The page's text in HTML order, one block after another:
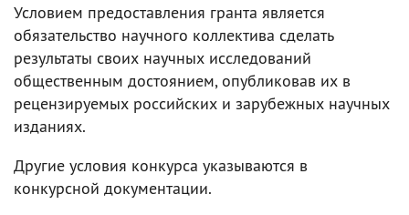
Условием предоставления гранта является
обязательство научного коллектива сделать
результаты своих научных исследований
общественным достоянием, опубликовав их в
рецензируемых российских и зарубежных научных
изданиях.
Другие условия конкурса указываются в
конкурсной документации.